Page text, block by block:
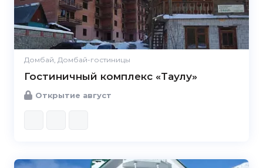
Домбай, Домбай-гостиницы
Гостиничный комплекс «Таулу»
Открытие август